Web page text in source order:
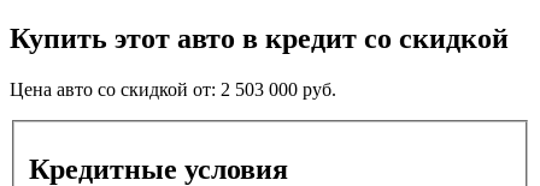
Купить этот авто в кредит со скидкой
Цена авто со скидкой от: 2 503 000 руб.
Кредитные условия